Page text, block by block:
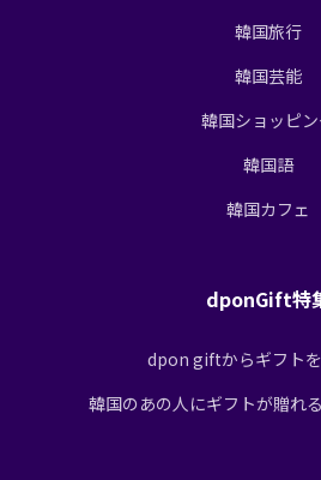
韓国旅行
韓国芸能
韓国ショッピ
韓国語
韓国カフェ
dponGift特
dpon giftからギフト
韓国のあの人にギフトが贈れ